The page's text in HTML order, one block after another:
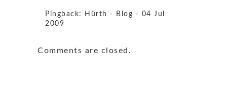
Pingback:
Hürth - Blog - 04 Jul
2009
Comments are closed.